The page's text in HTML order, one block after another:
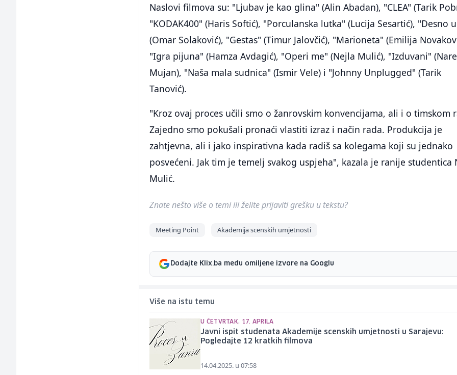
Naslovi filmova su: "Ljubav je kao glina" (Alin Abadan), "CLEA" (Tarik
"KODAK400" (Haris Softić), "Porculanska lutka" (Lucija Sesartić), "Desno
(Omar Solaković), "Gestas" (Timur Jalovčić), "Marioneta" (Emilija
"Igra pijuna" (Hamza Avdagić), "Operi me" (Nejla Mulić), "Izduvani"
Mujan), "Naša mala sudnica" (Ismir Vele) i "Johnny Unplugged" (Tarik
Tanović).
"Kroz ovaj proces učili smo o žanrovskim konvencijama, ali i o timskom
Zajedno smo pokušali pronaći vlastiti izraz i način rada. Produkcija je
zahtjevna, ali i jako inspirativna kada radiš sa kolegama koji su jednako
posvećeni. Jak tim je temelj svakog uspjeha", kazala je ranije studentica
Mulić.
Znate nešto više o temi ili želite prijaviti grešku u tekstu?
Meeting Point Akademija scenskih umjetnosti
Dodajte Klix.ba među omiljene izvore na Googlu
Više na istu temu
U ČETVRTAK, 17. APRILA
Javni ispit studenata Akademije scenskih umjetnosti u Sarajevu:
Pogledajte 12 kratkih filmova
14.04.2025. u 07:58